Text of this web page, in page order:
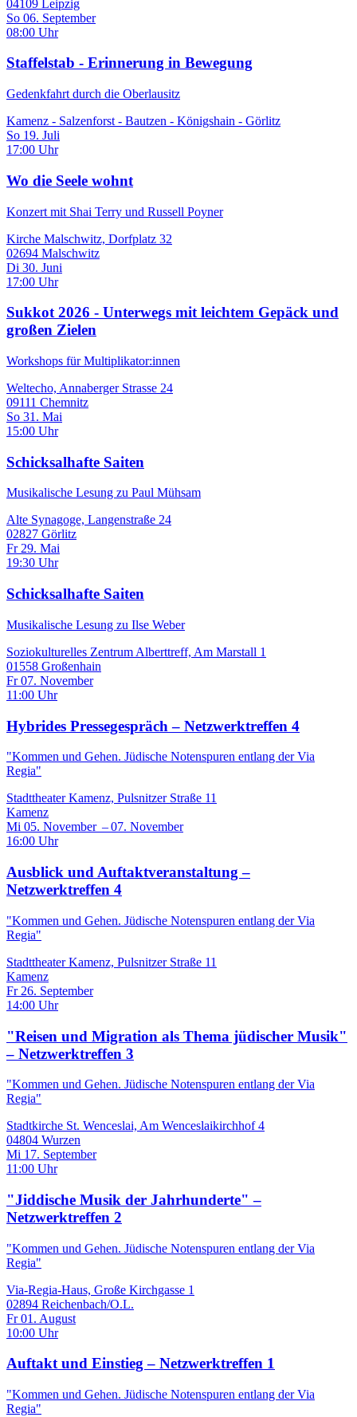
04109 Leipzig
So 06. September
08:00 Uhr
Staffelstab - Erinnerung in Bewegung
Gedenkfahrt durch die Oberlausitz
Kamenz - Salzenforst - Bautzen - Königshain - Görlitz
So 19. Juli
17:00 Uhr
Wo die Seele wohnt
Konzert mit Shai Terry und Russell Poyner
Kirche Malschwitz, Dorfplatz 32
02694 Malschwitz
Di 30. Juni
17:00 Uhr
Sukkot 2026 - Unterwegs mit leichtem Gepäck und
großen Zielen
Workshops für Multiplikator:innen
Weltecho, Annaberger Strasse 24
09111 Chemnitz
So 31. Mai
15:00 Uhr
Schicksalhafte Saiten
Musikalische Lesung zu Paul Mühsam
Alte Synagoge, Langenstraße 24
02827 Görlitz
Fr 29. Mai
19:30 Uhr
Schicksalhafte Saiten
Musikalische Lesung zu Ilse Weber
Soziokulturelles Zentrum Alberttreff, Am Marstall 1
01558 Großenhain
Fr 07. November
11:00 Uhr
Hybrides Pressegespräch – Netzwerktreffen 4
"Kommen und Gehen. Jüdische Notenspuren entlang der Via
Regia"
Stadttheater Kamenz, Pulsnitzer Straße 11
Kamenz
Mi 05. November – 07. November
16:00 Uhr
Ausblick und Auftaktveranstaltung –
Netzwerktreffen 4
"Kommen und Gehen. Jüdische Notenspuren entlang der Via
Regia"
Stadttheater Kamenz, Pulsnitzer Straße 11
Kamenz
Fr 26. September
14:00 Uhr
"Reisen und Migration als Thema jüdischer Musik"
– Netzwerktreffen 3
"Kommen und Gehen. Jüdische Notenspuren entlang der Via
Regia"
Stadtkirche St. Wenceslai, Am Wenceslaikirchhof 4
04804 Wurzen
Mi 17. September
11:00 Uhr
"Jiddische Musik der Jahrhunderte" –
Netzwerktreffen 2
"Kommen und Gehen. Jüdische Notenspuren entlang der Via
Regia"
Via-Regia-Haus, Große Kirchgasse 1
02894 Reichenbach/O.L.
Fr 01. August
10:00 Uhr
Auftakt und Einstieg – Netzwerktreffen 1
"Kommen und Gehen. Jüdische Notenspuren entlang der Via
Regia"